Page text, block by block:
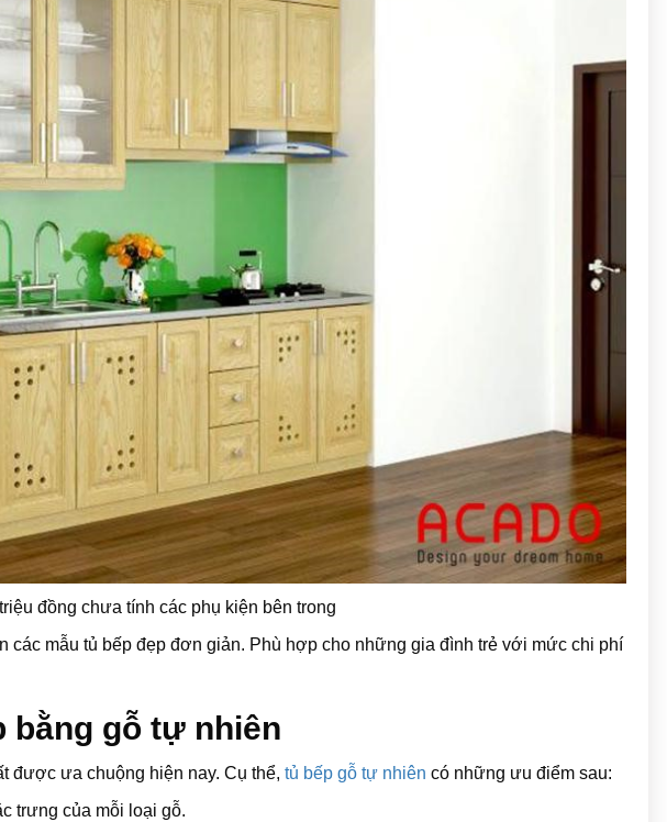
đồng chưa tính các phụ kiện bên trong
các mẫu tủ bếp đẹp đơn giản. Phù hợp cho những gia đình trẻ với mức chi phí
bằng gỗ tự nhiên
được ưa chuộng hiện nay. Cụ thể, tủ bếp gỗ tự nhiên có những ưu điểm sau:
trưng của mỗi loại gỗ.